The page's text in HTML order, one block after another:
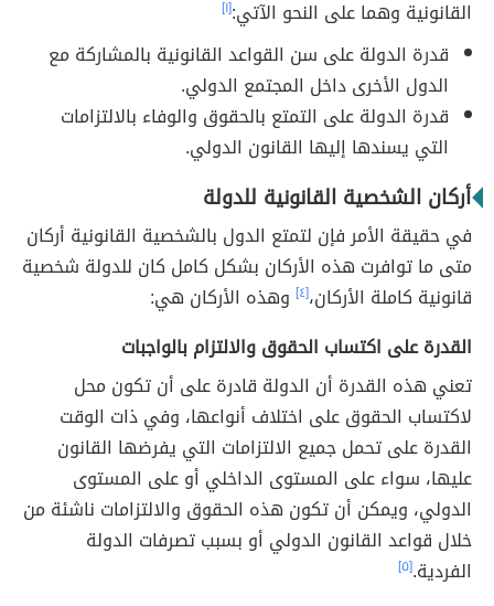
القانونية وهما على النحو الآتي:[١]
قدرة الدولة على سن القواعد القانونية بالمشاركة مع
الدول الأخرى داخل المجتمع الدولي.
قدرة الدولة على التمتع بالحقوق والوفاء بالالتزامات
التي يسندها إليها القانون الدولي.
أركان الشخصية القانونية للدولة
في حقيقة الأمر فإن لتمتع الدول بالشخصية القانونية أركان
متى ما توافرت هذه الأركان بشكل كامل كان للدولة شخصية
قانونية كاملة الأركان،[٤]
وهذه الأركان هي:
القدرة على اكتساب الحقوق والالتزام بالواجبات
تعني هذه القدرة أن الدولة قادرة على أن تكون محل
لاكتساب الحقوق على اختلاف أنواعها، وفي ذات الوقت
القدرة على تحمل جميع الالتزامات التي يفرضها القانون
عليها، سواء على المستوى الداخلي أو على المستوى
الدولي، ويمكن أن تكون هذه الحقوق والالتزامات ناشئة من
خلال قواعد القانون الدولي أو بسبب تصرفات الدولة
الفردية.[٥]